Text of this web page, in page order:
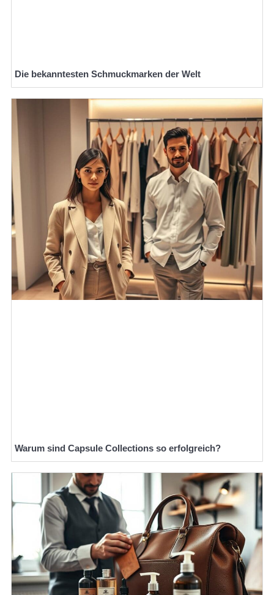
Die bekanntesten Schmuckmarken der Welt
Warum sind Capsule Collections so erfolgreich?